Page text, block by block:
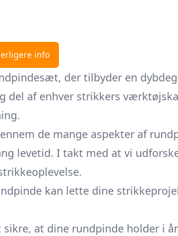
info
der tilbyder en
del af enhver strikkers
de mange aspekter af
levetid. I takt med at vi
kan lette dine
at dine rundpinde holder i